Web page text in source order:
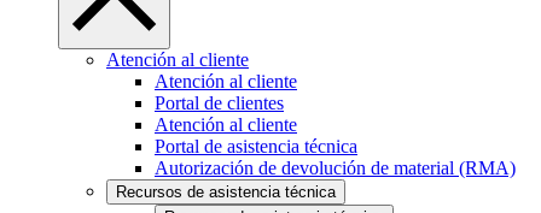
Atención al cliente
Atención al cliente
Portal de clientes
Atención al cliente
Portal de asistencia técnica
Autorización de devolución de material (RMA)
Recursos de asistencia técnica